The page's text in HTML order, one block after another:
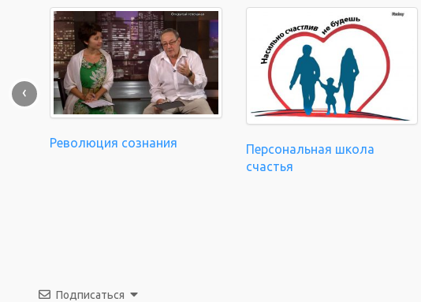
Революция сознания
Персональная школа
счастья
‹
Подписаться